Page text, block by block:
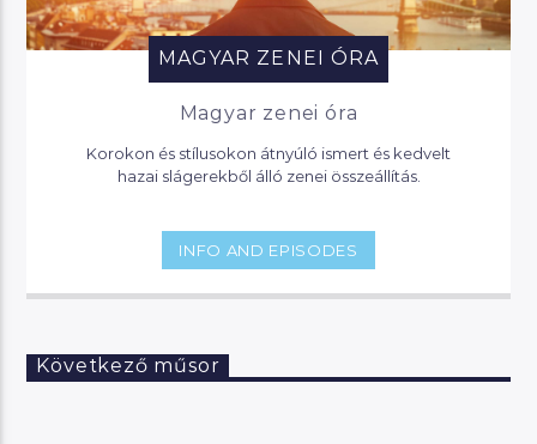
MAGYAR ZENEI ÓRA
Magyar zenei óra
Korokon és stílusokon átnyúló ismert és kedvelt
hazai slágerekből álló zenei összeállítás.
INFO AND EPISODES
Következő műsor